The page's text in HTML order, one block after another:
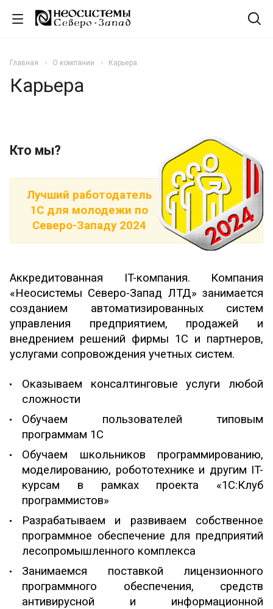
Главная О компании Карьера
Карьера
Кто мы?
Лучший работодатель
1С для молодежи по
Северо-Западу 2024
Аккредитованная IT-компания. Компания
«Неосистемы Северо-Запад ЛТД» занимается
созданием автоматизированных систем
управления предприятием, продажей и
внедрением решений фирмы 1С и партнеров,
услугами сопровождения учетных систем.
Оказываем консалтинговые услуги любой
сложности
Обучаем пользователей типовым
программам 1С
Обучаем школьников программированию,
моделированию, робототехнике и другим IT-
курсам в рамках проекта «1С:Клуб
программистов»
Разрабатываем и развиваем собственное
программное обеспечение для предприятий
лесопромышленного комплекса
Занимаемся поставкой лицензионного
программного обеспечения, средств
антивирусной и информационной